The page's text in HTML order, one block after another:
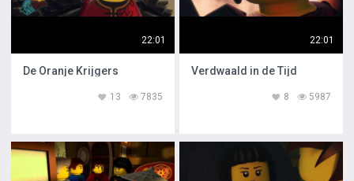
22:01
De Oranje Krijgers
7835
13
22:01
Verdwaald in de Tijd
5987
8